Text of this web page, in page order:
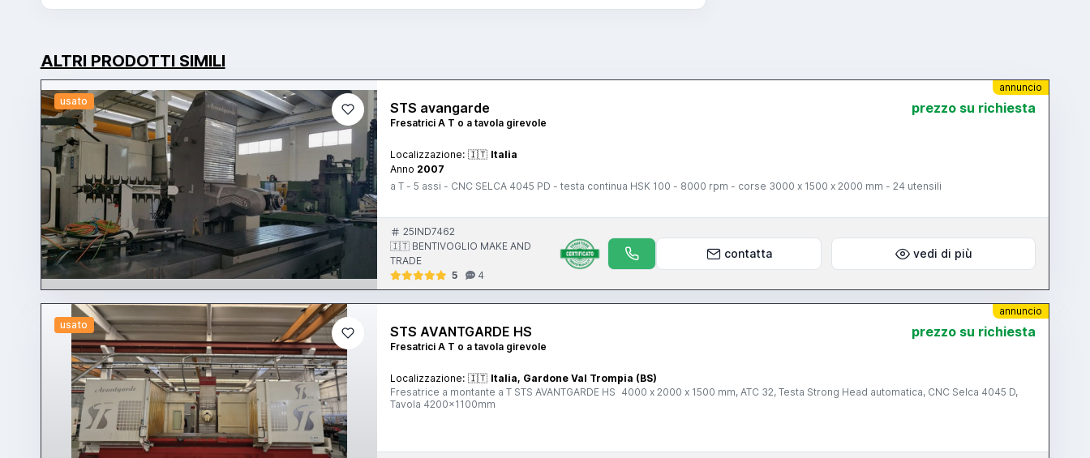
ALTRI PRODOTTI SIMILI
usato
annuncio
STS avangarde
Fresatrici A T o a tavola girevole
prezzo su richiesta
Localizzazione: 🇮🇹 Italia
Anno 2007
a T - 5 assi - CNC SELCA 4045 PD - testa continua HSK 100 - 8000 rpm - corse 3000 x 1500 x 2000 mm - 24 utensili
25IND7462
🇮🇹 BENTIVOGLIO MAKE AND
TRADE
5
4
contatta vedi di più
usato
annuncio
STS AVANTGARDE HS
Fresatrici A T o a tavola girevole
prezzo su richiesta
Localizzazione: 🇮🇹 Italia, Gardone Val Trompia (BS)
Fresatrice a montante a T STS AVANTGARDE HS 4000 x 2000 x 1500 mm, ATC 32, Testa Strong Head automatica, CNC Selca 4045 D,
Tavola 4200x1100mm